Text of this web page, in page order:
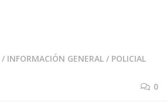
/ INFORMACIÓN GENERAL / POLICIAL
0